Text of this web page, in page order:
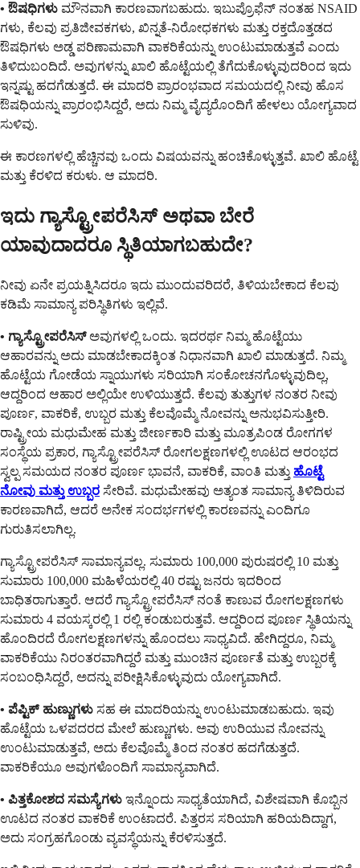
• ಔಷಧಿಗಳು ಮೌನವಾಗಿ ಕಾರಣವಾಗಬಹುದು. ಇಬುಪ್ರೊಫೆನ್ ನಂತಹ NSAID
ಗಳು, ಕೆಲವು ಪ್ರತಿಜೀವಕಗಳು, ಖಿನ್ನತೆ-ನಿರೋಧಕಗಳು ಮತ್ತು ರಕ್ತದೊತ್ತಡದ
ಔಷಧಿಗಳು ಅಡ್ಡ ಪರಿಣಾಮವಾಗಿ ವಾಕರಿಕೆಯನ್ನು ಉಂಟುಮಾಡುತ್ತವೆ ಎಂದು
ತಿಳಿದುಬಂದಿದೆ. ಅವುಗಳನ್ನು ಖಾಲಿ ಹೊಟ್ಟೆಯಲ್ಲಿ ತೆಗೆದುಕೊಳ್ಳುವುದರಿಂದ ಇದು
ಇನ್ನಷ್ಟು ಹದಗೆಡುತ್ತದೆ. ಈ ಮಾದರಿ ಪ್ರಾರಂಭವಾದ ಸಮಯದಲ್ಲಿ ನೀವು ಹೊಸ
ಔಷಧಿಯನ್ನು ಪ್ರಾರಂಭಿಸಿದ್ದರೆ, ಅದು ನಿಮ್ಮ ವೈದ್ಯರೊಂದಿಗೆ ಹೇಳಲು ಯೋಗ್ಯವಾದ
ಸುಳಿವು.
ಈ ಕಾರಣಗಳಲ್ಲಿ ಹೆಚ್ಚಿನವು ಒಂದು ವಿಷಯವನ್ನು ಹಂಚಿಕೊಳ್ಳುತ್ತವೆ. ಖಾಲಿ ಹೊಟ್ಟೆ
ಮತ್ತು ಕೆರಳಿದ ಕರುಳು. ಆ ಮಾದರಿ.
ಇದು ಗ್ಯಾಸ್ಟ್ರೋಪರೆಸಿಸ್ ಅಥವಾ ಬೇರೆ
ಯಾವುದಾದರೂ ಸ್ಥಿತಿಯಾಗಬಹುದೇ?
ನೀವು ಏನೇ ಪ್ರಯತ್ನಿಸಿದರೂ ಇದು ಮುಂದುವರಿದರೆ, ತಿಳಿಯಬೇಕಾದ ಕೆಲವು
ಕಡಿಮೆ ಸಾಮಾನ್ಯ ಪರಿಸ್ಥಿತಿಗಳು ಇಲ್ಲಿವೆ.
• ಗ್ಯಾಸ್ಟ್ರೋಪರೆಸಿಸ್ಅವುಗಳಲ್ಲಿ ಒಂದು. ಇದರರ್ಥ ನಿಮ್ಮ ಹೊಟ್ಟೆಯು
ಆಹಾರವನ್ನು ಅದು ಮಾಡಬೇಕಾದಕ್ಕಿಂತ ನಿಧಾನವಾಗಿ ಖಾಲಿ ಮಾಡುತ್ತದೆ. ನಿಮ್ಮ
ಹೊಟ್ಟೆಯ ಗೋಡೆಯ ಸ್ನಾಯುಗಳು ಸರಿಯಾಗಿ ಸಂಕೋಚನಗೊಳ್ಳುವುದಿಲ್ಲ,
ಆದ್ದರಿಂದ ಆಹಾರ ಅಲ್ಲಿಯೇ ಉಳಿಯುತ್ತದೆ. ಕೆಲವು ತುತ್ತುಗಳ ನಂತರ ನೀವು
ಪೂರ್ಣ, ವಾಕರಿಕೆ, ಉಬ್ಬರ ಮತ್ತು ಕೆಲವೊಮ್ಮೆ ನೋವನ್ನು ಅನುಭವಿಸುತ್ತೀರಿ.
ರಾಷ್ಟ್ರೀಯ ಮಧುಮೇಹ ಮತ್ತು ಜೀರ್ಣಕಾರಿ ಮತ್ತು ಮೂತ್ರಪಿಂಡ ರೋಗಗಳ
ಸಂಸ್ಥೆಯ ಪ್ರಕಾರ, ಗ್ಯಾಸ್ಟ್ರೋಪರೆಸಿಸ್ ರೋಗಲಕ್ಷಣಗಳಲ್ಲಿ ಊಟದ ಆರಂಭದ
ಸ್ವಲ್ಪ ಸಮಯದ ನಂತರ ಪೂರ್ಣ ಭಾವನೆ, ವಾಕರಿಕೆ, ವಾಂತಿ ಮತ್ತು ಹೊಟ್ಟೆ
ನೋವು ಮತ್ತು ಉಬ್ಬರ ಸೇರಿವೆ. ಮಧುಮೇಹವು ಅತ್ಯಂತ ಸಾಮಾನ್ಯ ತಿಳಿದಿರುವ
ಕಾರಣವಾಗಿದೆ, ಆದರೆ ಅನೇಕ ಸಂದರ್ಭಗಳಲ್ಲಿ ಕಾರಣವನ್ನು ಎಂದಿಗೂ
ಗುರುತಿಸಲಾಗಿಲ್ಲ.
ಗ್ಯಾಸ್ಟ್ರೋಪರೆಸಿಸ್ ಸಾಮಾನ್ಯವಲ್ಲ. ಸುಮಾರು 100,000 ಪುರುಷರಲ್ಲಿ 10 ಮತ್ತು
ಸುಮಾರು 100,000 ಮಹಿಳೆಯರಲ್ಲಿ 40 ರಷ್ಟು ಜನರು ಇದರಿಂದ
ಬಾಧಿತರಾಗುತ್ತಾರೆ. ಆದರೆ ಗ್ಯಾಸ್ಟ್ರೋಪರೆಸಿಸ್ ನಂತೆ ಕಾಣುವ ರೋಗಲಕ್ಷಣಗಳು
ಸುಮಾರು 4 ವಯಸ್ಕರಲ್ಲಿ 1 ರಲ್ಲಿ ಕಂಡುಬರುತ್ತವೆ. ಆದ್ದರಿಂದ ಪೂರ್ಣ ಸ್ಥಿತಿಯನ್ನು
ಹೊಂದಿರದೆ ರೋಗಲಕ್ಷಣಗಳನ್ನು ಹೊಂದಲು ಸಾಧ್ಯವಿದೆ. ಹೇಗಿದ್ದರೂ, ನಿಮ್ಮ
ವಾಕರಿಕೆಯು ನಿರಂತರವಾಗಿದ್ದರೆ ಮತ್ತು ಮುಂಚಿನ ಪೂರ್ಣತೆ ಮತ್ತು ಉಬ್ಬರಕ್ಕೆ
ಸಂಬಂಧಿಸಿದ್ದರೆ, ಅದನ್ನು ಪರೀಕ್ಷಿಸಿಕೊಳ್ಳುವುದು ಯೋಗ್ಯವಾಗಿದೆ.
• ಪೆಪ್ಟಿಕ್ ಹುಣ್ಣುಗಳು ಸಹ ಈ ಮಾದರಿಯನ್ನು ಉಂಟುಮಾಡಬಹುದು. ಇವು
ಹೊಟ್ಟೆಯ ಒಳಪದರದ ಮೇಲೆ ಹುಣ್ಣುಗಳು. ಅವು ಉರಿಯುವ ನೋವನ್ನು
ಉಂಟುಮಾಡುತ್ತವೆ, ಅದು ಕೆಲವೊಮ್ಮೆ ತಿಂದ ನಂತರ ಹದಗೆಡುತ್ತದೆ.
ವಾಕರಿಕೆಯೂ ಅವುಗಳೊಂದಿಗೆ ಸಾಮಾನ್ಯವಾಗಿದೆ.
• ಪಿತ್ತಕೋಶದ ಸಮಸ್ಯೆಗಳು ಇನ್ನೊಂದು ಸಾಧ್ಯತೆಯಾಗಿದೆ, ವಿಶೇಷವಾಗಿ ಕೊಬ್ಬಿನ
ಊಟದ ನಂತರ ವಾಕರಿಕೆ ಉಂಟಾದರೆ. ಪಿತ್ತರಸ ಸರಿಯಾಗಿ ಹರಿಯದಿದ್ದಾಗ,
ಅದು ಸಂಗ್ರಹಗೊಂಡು ವ್ಯವಸ್ಥೆಯನ್ನು ಕೆರಳಿಸುತ್ತದೆ.